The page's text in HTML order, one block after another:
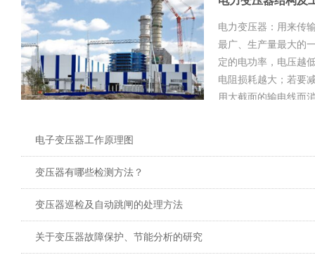
电力变压器：用来传
最广、生产量最大的
定的电功率，电压越
电阻损耗越大；若要
用大截面的输电线而
电子变压器工作原理图
变压器有哪些检测方法？
变压器巡检及自动跳闸的处理方法
关于变压器故障保护、节能分析的研究